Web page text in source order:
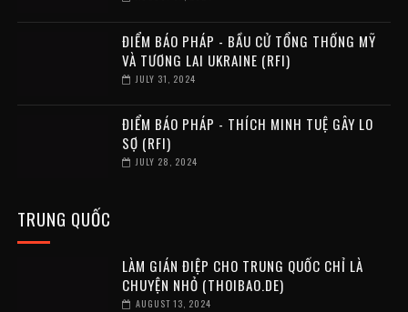
ĐIỂM BÁO PHÁP - BẦU CỬ TỔNG THỐNG MỸ
VÀ TƯƠNG LAI UKRAINE (RFI)
JULY 31, 2024
ĐIỂM BÁO PHÁP - THÍCH MINH TUỆ GÂY LO
SỢ (RFI)
JULY 28, 2024
TRUNG QUỐC
LÀM GIÁN ĐIỆP CHO TRUNG QUỐC CHỈ LÀ
CHUYỆN NHỎ (THOIBAO.DE)
AUGUST 13, 2024